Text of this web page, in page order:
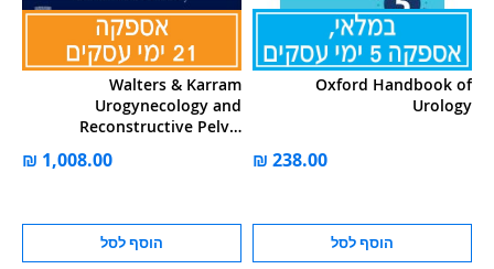
Walters & Karram
Urogynecology and
Reconstructive Pelvic
הוסף לסל
Oxford Handbook of
Urology
הוסף לסל